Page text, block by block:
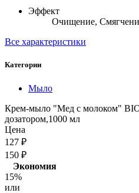
Эффект
Очищение,
Все характеристики
Категории
Мыло
Крем-мыло "Мед с молоком"
дозатором,1000 мл
Цена
127 ₽
150 ₽
Экономия
15%
или